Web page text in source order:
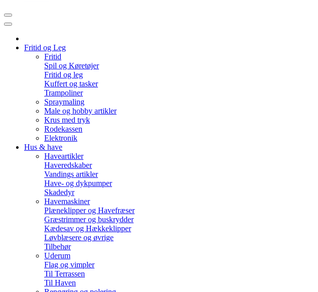
Fritid og Leg
Fritid
Spil og Køretøjer
Fritid og leg
Kuffert og tasker
Trampoliner
Spraymaling
Male og hobby artikler
Krus med tryk
Rodekassen
Elektronik
Hus & have
Haveartikler
Haveredskaber
Vandings artikler
Have- og dykpumper
Skadedyr
Havemaskiner
Plæneklipper og Havefræser
Græstrimmer og buskrydder
Kædesav og Hækkeklipper
Løvblæsere og øvrige
Tilbehør
Uderum
Flag og vimpler
Til Terrassen
Til Haven